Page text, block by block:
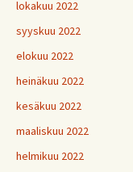
lokakuu 2022
syyskuu 2022
elokuu 2022
heinäkuu 2022
kesäkuu 2022
maaliskuu 2022
helmikuu 2022